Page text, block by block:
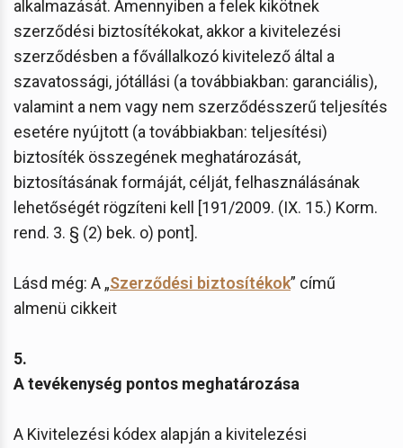
alkalmazását. Amennyiben a felek kikötnek
szerződési biztosítékokat, akkor a kivitelezési
szerződésben a fővállalkozó kivitelező által a
szavatossági, jótállási (a továbbiakban: garanciális),
valamint a nem vagy nem szerződésszerű teljesítés
esetére nyújtott (a továbbiakban: teljesítési)
biztosíték összegének meghatározását,
biztosításának formáját, célját, felhasználásának
lehetőségét rögzíteni kell [191/2009. (IX. 15.) Korm.
rend. 3. § (2) bek. o) pont].
Lásd még: A „Szerződési biztosítékok” című
almenü cikkeit
5.
A tevékenység pontos meghatározása
A Kivitelezési kódex alapján a kivitelezési